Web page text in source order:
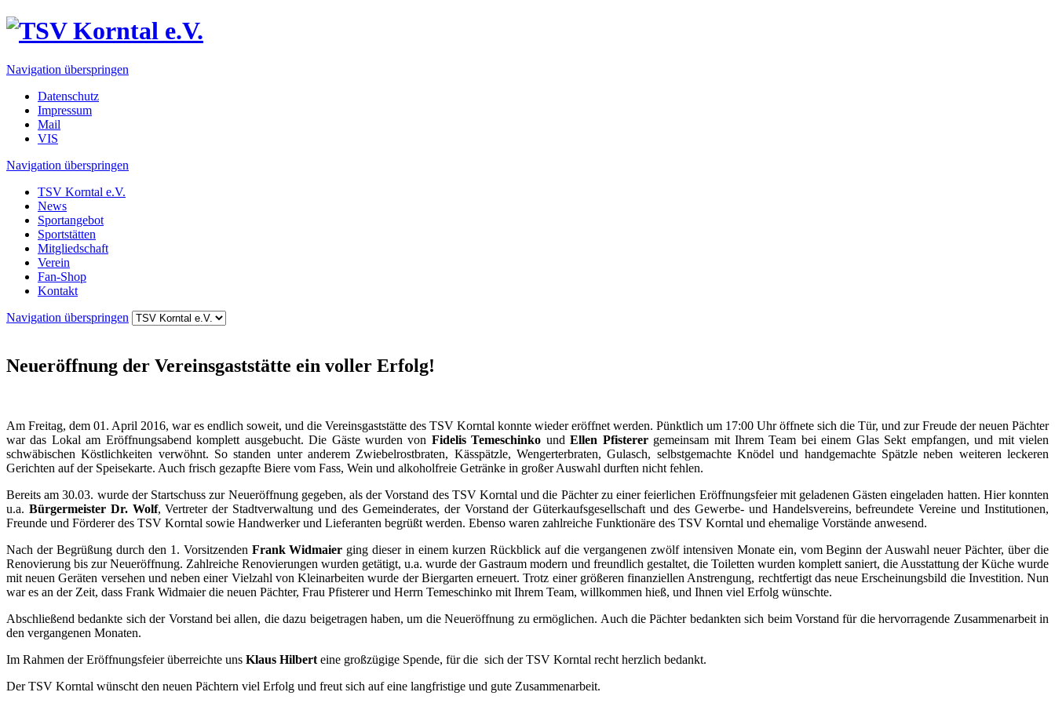
Navigation überspringen
Datenschutz
Impressum
Mail
VIS
Navigation überspringen
TSV Korntal e.V.
News
Sportangebot
Sportstätten
Mitgliedschaft
Verein
Fan-Shop
Kontakt
Navigation überspringen
Neueröffnung der Vereinsgaststätte ein voller Erfolg!
Am Freitag, dem 01. April 2016, war es endlich soweit, und die Vereinsgaststätte des TSV Korntal konnte wieder eröffnet werden. Pünktlich um 17:00 Uhr öffnete sich die Tür, und zur Freude der neuen Pächter
war das Lokal am Eröffnungsabend komplett ausgebucht. Die Gäste wurden von Fidelis Temeschinko undEllen Pfisterergemeinsam mit Ihrem Team bei einem Glas Sekt empfangen, und mit vielen
schwäbischen Köstlichkeiten verwöhnt. So standen unter anderem Zwiebelrostbraten, Kässpätzle, Wengerterbraten, Gulasch, selbstgemachte Knödel und handgemachte Spätzle neben weiteren leckeren
Gerichten auf der Speisekarte. Auch frisch gezapfte Biere vom Fass, Wein und alkoholfreie Getränke in großer Auswahl durften nicht fehlen.
Bereits am 30.03. wurde der Startschuss zur Neueröffnung gegeben, als der Vorstand des TSV Korntal und die Pächter zu einer feierlichen Eröffnungsfeier mit geladenen Gästen eingeladen hatten. Hier konnten
u.a. Bürgermeister Dr. Wolf, Vertreter der Stadtverwaltung und des Gemeinderates, der Vorstand der Güterkaufsgesellschaft und des Gewerbe- und Handelsvereins, befreundete Vereine und Institutionen,
Freunde und Förderer des TSV Korntal sowie Handwerker und Lieferanten begrüßt werden. Ebenso waren zahlreiche Funktionäre des TSV Korntal und ehemalige Vorstände anwesend.
Nach der Begrüßung durch den 1. Vorsitzenden Frank Widmaier ging dieser in einem kurzen Rückblick auf die vergangenen zwölf intensiven Monate ein, vom Beginn der Auswahl neuer Pächter, über die
Renovierung bis zur Neueröffnung. Zahlreiche Renovierungen wurden getätigt, u.a. wurde der Gastraum modern und freundlich gestaltet, die Toiletten wurden komplett saniert, die Ausstattung der Küche wurde
mit neuen Geräten versehen und neben einer Vielzahl von Kleinarbeiten wurde der Biergarten erneuert. Trotz einer größeren finanziellen Anstrengung, rechtfertigt das neue Erscheinungsbild die Investition. Nun
war es an der Zeit, dass Frank Widmaier die neuen Pächter, Frau Pfisterer und Herrn Temeschinko mit Ihrem Team, willkommen hieß, und Ihnen viel Erfolg wünschte.
Abschließend bedankte sich der Vorstand bei allen, die dazu beigetragen haben, um die Neueröffnung zu ermöglichen. Auch die Pächter bedankten sich beim Vorstand für die hervorragende Zusammenarbeit in
den vergangenen Monaten.
Im Rahmen der Eröffnungsfeier überreichte uns Klaus Hilbert eine großzügige Spende, für die sich der TSV Korntal recht herzlich bedankt.
Der TSV Korntal wünscht den neuen Pächtern viel Erfolg und freut sich auf eine langfristige und gute Zusammenarbeit.